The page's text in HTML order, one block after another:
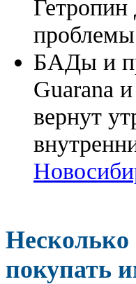
БАДы и
Guarana
вернут
покупать